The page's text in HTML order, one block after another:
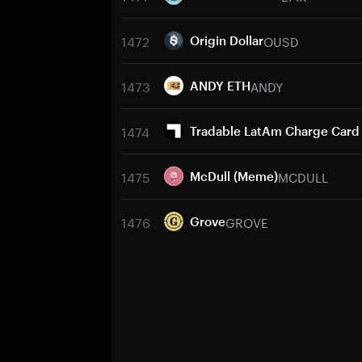
1472 Origin DollarOUSD
1473 ANDY ETHANDY
1474 Tradable LatAm Charge Card
1475 McDull (Meme)MCDULL
1476 GroveGROVE